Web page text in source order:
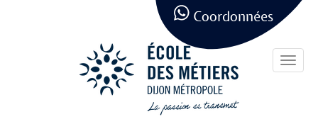
Panneau de gestion des cookies
Coordonnées